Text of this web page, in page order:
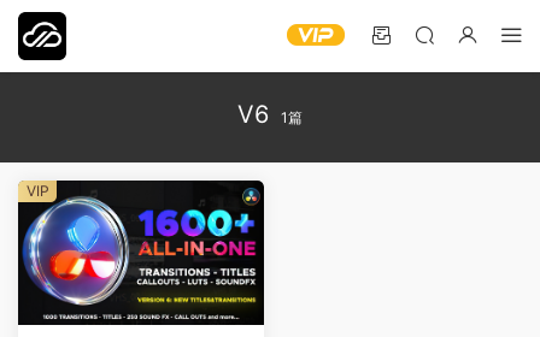
V6 1篇
VIP